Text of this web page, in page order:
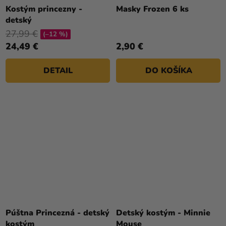
Kostým princezny -
detský
produktu
je
4,5
5
hviezdičiek.
24,49 €
27,99 € (–12 %)
DETAIL
Masky Frozen 6 ks
2,90 €
DO KOŠÍKA
Púštna Princezná - detský
hodnotenie
Detský kostým - Minnie